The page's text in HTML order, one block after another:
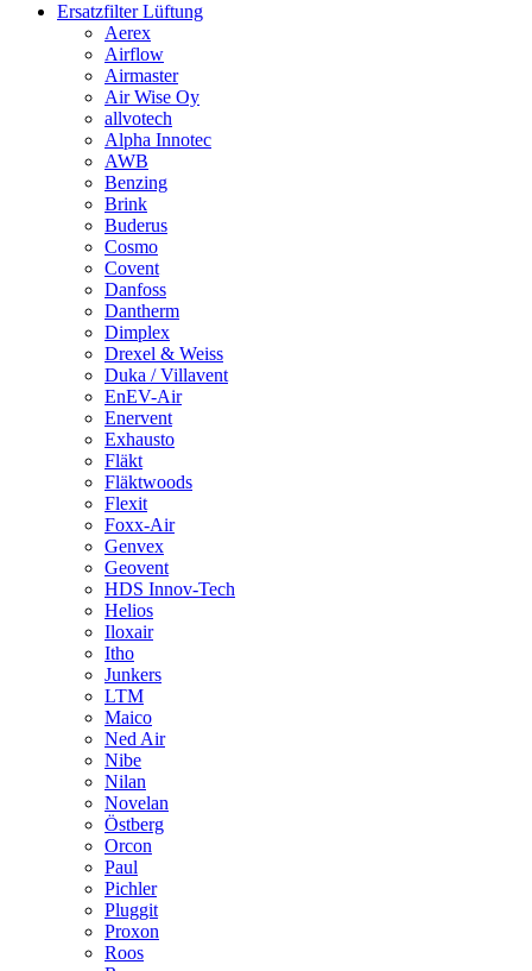
Ersatzfilter Lüftung
Aerex
Airflow
Airmaster
Air Wise Oy
allvotech
Alpha Innotec
AWB
Benzing
Brink
Buderus
Cosmo
Covent
Danfoss
Dantherm
Dimplex
Drexel & Weiss
Duka / Villavent
EnEV-Air
Enervent
Exhausto
Fläkt
Fläktwoods
Flexit
Foxx-Air
Genvex
Geovent
HDS Innov-Tech
Helios
Iloxair
Itho
Junkers
LTM
Maico
Ned Air
Nibe
Nilan
Novelan
Östberg
Orcon
Paul
Pichler
Pluggit
Proxon
Roos